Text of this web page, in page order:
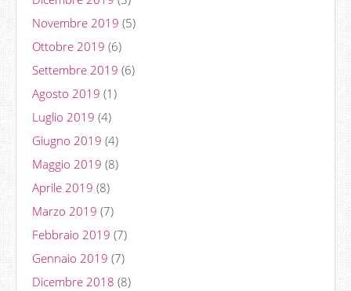
Novembre 2019 (5)
Ottobre 2019 (6)
Settembre 2019 (6)
Agosto 2019 (1)
Luglio 2019 (4)
Giugno 2019 (4)
Maggio 2019 (8)
Aprile 2019 (8)
Marzo 2019 (7)
Febbraio 2019 (7)
Gennaio 2019 (7)
Dicembre 2018 (8)